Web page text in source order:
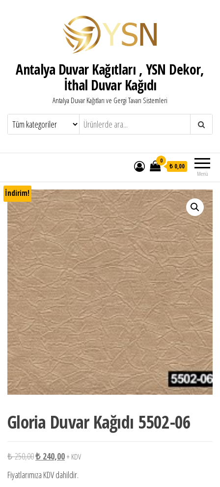
Antalya Duvar Kağıtları , YSN Dekor,
İthal Duvar Kağıdı
Antalya Duvar Kağıtları ve Gergi Tavan Sistemleri
Menü
0
₺ 0,00
İndirim!
Gloria Duvar Kağıdı 5502-06
₺250,00Orijinal fiyat: ₺ 250,00.
₺240,00Şu andaki fiyat: ₺ 240,00.
+ KDV
Fiyatlarımıza KDV dahildir.